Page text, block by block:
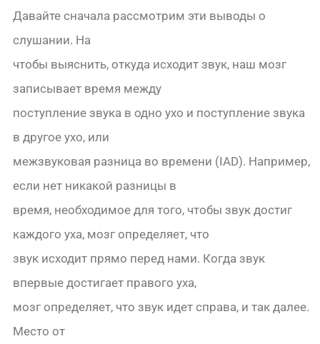
Давайте сначала рассмотрим эти выводы о
слушании. На
чтобы выяснить, откуда исходит звук, наш мозг
записывает время между
поступление звука в одно ухо и поступление звука
в другое ухо, или
межзвуковая разница во времени (IAD). Например,
если нет никакой разницы в
время, необходимое для того, чтобы звук достиг
каждого уха, мозг определяет, что
звук исходит прямо перед нами. Когда звук
впервые достигает правого уха,
мозг определяет, что звук идет справа, и так далее.
Место от